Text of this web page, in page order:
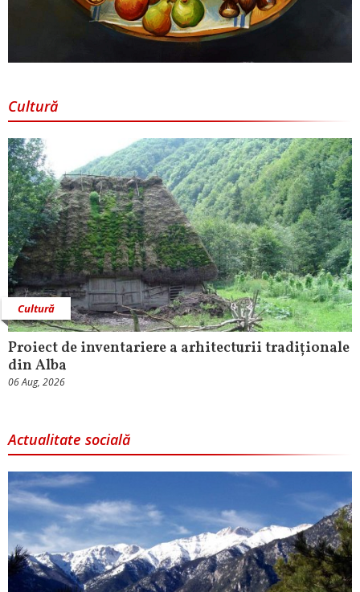
Cultură
Cultură
Proiect de inventariere a arhitecturii tradiționale
din Alba
06 Aug, 2026
Actualitate socială